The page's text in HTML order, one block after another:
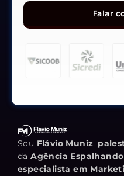
Falar
Sou Flávio Muniz,
daAgência
especialista em